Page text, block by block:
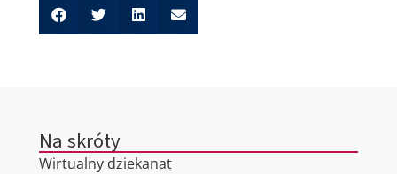
Na skróty
Wirtualny dziekanat